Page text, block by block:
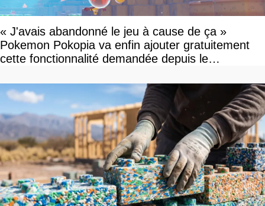
« J'avais abandonné le jeu à cause de ça »
Pokemon Pokopia va enfin ajouter gratuitement
cette fonctionnalité demandée depuis le